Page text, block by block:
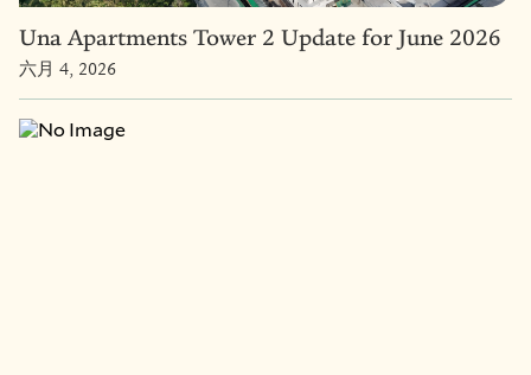
Una Apartments Tower 2 Update for June 2026
六月 4, 2026